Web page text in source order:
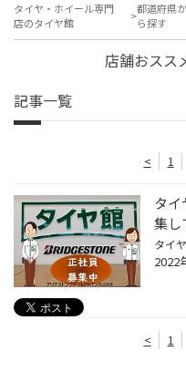
タイヤ・ホイール専門
店のタイヤ館
都道府県か
ら探す
店舗おスス
記事一覧
< 1
タイ
集し
2022
< 1